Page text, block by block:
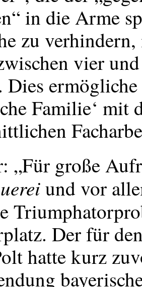
in die Arme
zu
vier
Dies
Familie‘ mit
„Für große
und vor
Der für
hatte kurz